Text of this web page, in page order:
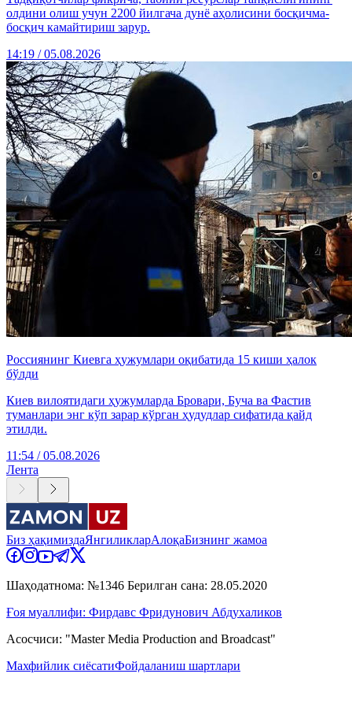
олдини олиш учун 2200 йилгача дунё аҳолисини босқичма-
босқич камайтириш зарур.
14:19 / 05.08.2026
Россиянинг Киевга ҳужумлари оқибатида 15 киши ҳалок
бўлди
Киев вилоятидаги ҳужумларда Бровари, Буча ва Фастив
туманлари энг кўп зарар кўрган ҳудудлар сифатида қайд
этилди.
11:54 / 05.08.2026
Лента
Биз ҳақимиздаЯнгиликларАлоқаБизнинг жамоа
Шаҳодатнома: №1346 Берилган сана: 28.05.2020
Ғоя муаллифи: Фирдавс Фридунович Абдухаликов
Асосчиси: "Master Media Production and Broadcast"
Махфийлик сиёсатиФойдаланиш шартлари